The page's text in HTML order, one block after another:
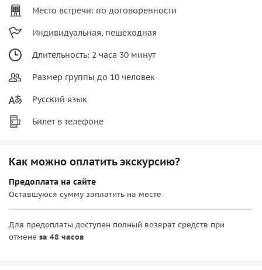
Место встречи: по договоренности
Индивидуальная, пешеходная
Длительность: 2 часа 30 минут
Размер группы до 10 человек
Русский язык
Билет в телефоне
Как можно оплатить экскурсию?
Предоплата на сайте
Оставшуюся сумму заплатить на месте
Для предоплаты доступен полный возврат средств при
отмене за 48 часов